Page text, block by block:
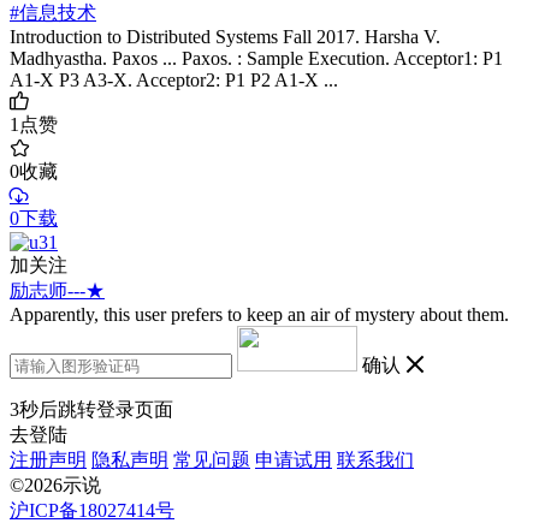
#信息技术
Introduction to Distributed Systems Fall 2017. Harsha V.
Madhyastha. Paxos ... Paxos. : Sample Execution. Acceptor1: P1
A1-X P3 A3-X. Acceptor2: P1 P2 A1-X ...
1点赞
0收藏
0下载
加关注
励志师---★
Apparently, this user prefers to keep an air of mystery about them.
确认
3秒后跳转登录页面
去登陆
注册声明 隐私声明 常见问题 申请试用 联系我们
©2026示说
沪ICP备18027414号